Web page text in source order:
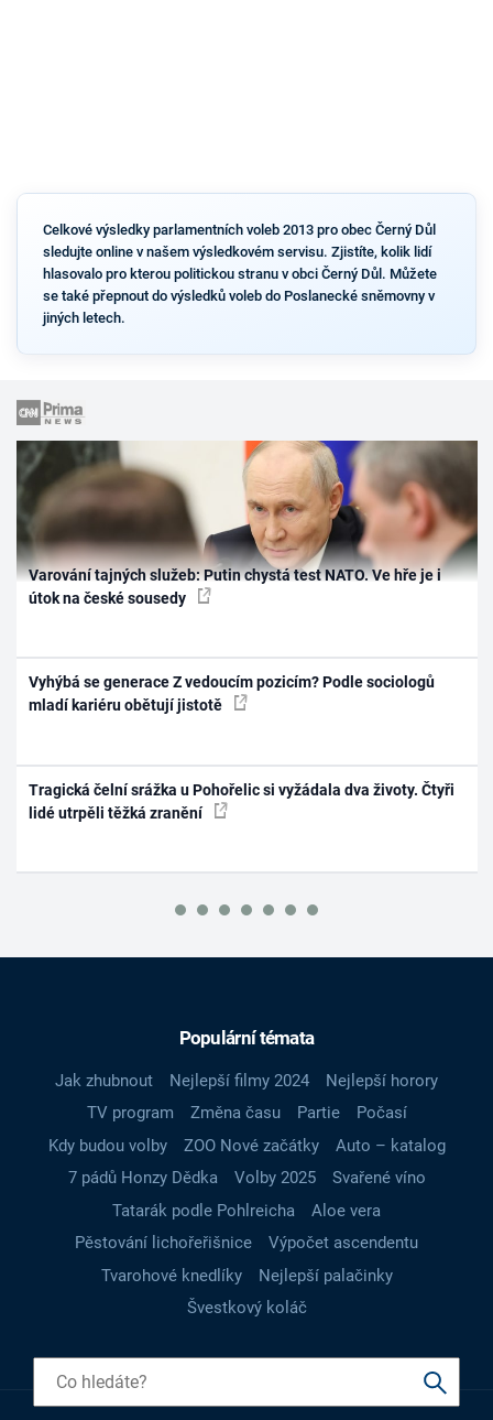
Celkové výsledky parlamentních voleb 2013 pro obec Černý Důl
sledujte online v našem výsledkovém servisu. Zjistíte, kolik lidí
hlasovalo pro kterou politickou stranu v obci Černý Důl. Můžete
se také přepnout do výsledků voleb do Poslanecké sněmovny v
jiných letech.
Varování tajných služeb: Putin chystá test NATO. Ve hře je i
útok na české sousedy
Vyhýbá se generace Z vedoucím pozicím? Podle sociologů
mladí kariéru obětují jistotě
Tragická čelní srážka u Pohořelic si vyžádala dva životy. Čtyři
lidé utrpěli těžká zranění
Populární témata
Jak zhubnout Nejlepší filmy 2024
Nejlepší horory
TV program
Změna času Partie
Počasí
Kdy budou volby
ZOO Nové začátky
Auto – katalog
7 pádů Honzy Dědka
Volby 2025
Svařené víno
Tatarák podle Pohlreicha
Aloe vera
Pěstování lichořeřišnice
Výpočet ascendentu
Tvarohové knedlíky
Nejlepší palačinky
Švestkový koláč